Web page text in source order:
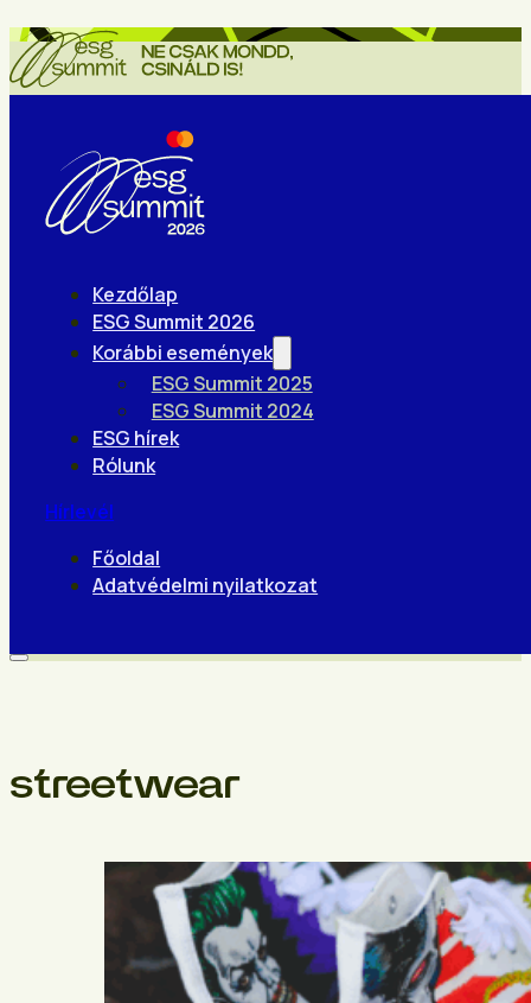
Kezdőlap
ESG Summit 2026
Korábbi események
ESG Summit 2025
ESG Summit 2024
ESG hírek
Rólunk
Hírlevél
Főoldal
Adatvédelmi nyilatkozat
streetwear